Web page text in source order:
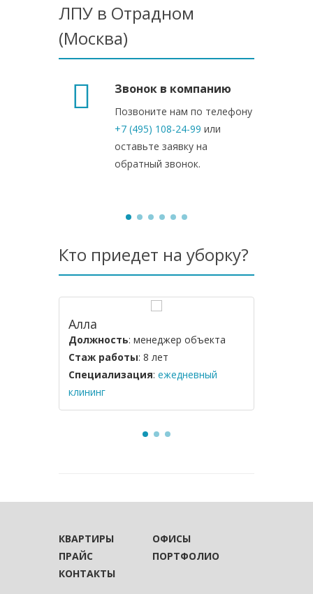
ЛПУ в Отрадном
(Москва)
Звонок в компанию
Позвоните нам по телефону
+7 (495) 108-24-99 или
оставьте заявку на
обратный звонок.
Кто приедет на уборку?
Алла
Должность: менеджер объекта
Стаж работы: 8 лет
Специализация: ежедневный
клининг
КВАРТИРЫ
ОФИСЫ
ПРАЙС
ПОРТФОЛИО
КОНТАКТЫ